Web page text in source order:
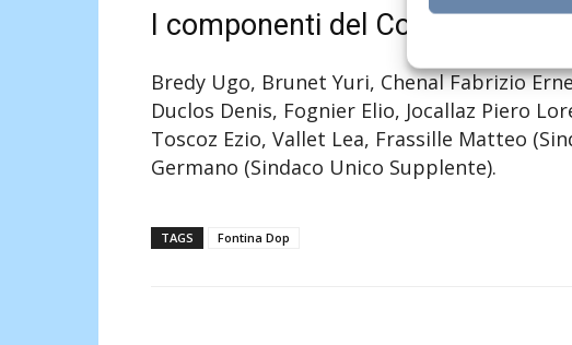
I componenti del Consiglio di
Bredy Ugo, Brunet Yuri, Chenal Fabrizio
Duclos Denis, Fognier Elio, Jocallaz Piero
Toscoz Ezio, Vallet Lea, Frassille Matteo
Germano (Sindaco Unico Supplente).
TAGS Fontina Dop